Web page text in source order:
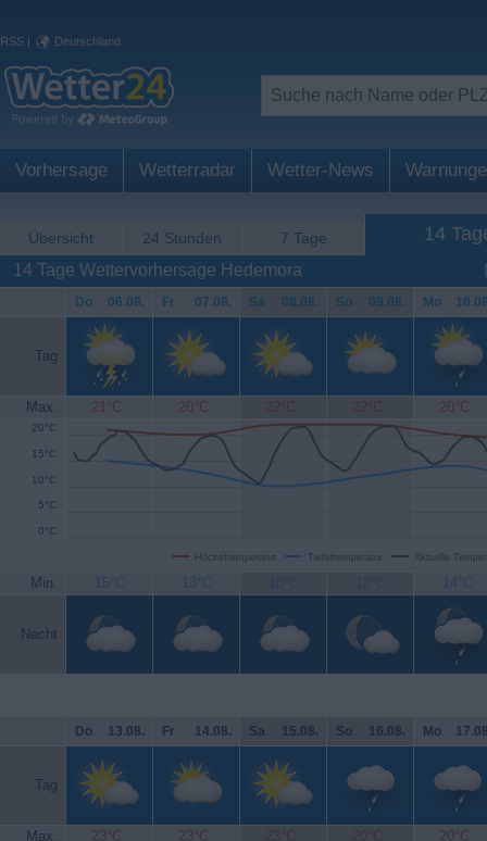
RSS | Deutschland
Vorhersage Wetterradar Wetter-News
Übersicht 24 Stunden 7 Tage 14
14 Tage Wettervorhersage Hedemora
Do. 06.08. Fr. 07.08. Sa. 08.08. So. 09.08. Mo.
Tag
Max. 21°C 20°C 22°C 22°C 20°C
Höchsttemperatur Tiefsttemperatur Aktuelle
0°C
5°C
10°C
15°C
20°C
Min. 15°C 13°C 10°C 12°C 14°C
Nacht
Do. 13.08. Fr. 14.08. Sa. 15.08. So. 16.08. Mo.
Tag
Max. 23°C 23°C 23°C 20°C 20°C